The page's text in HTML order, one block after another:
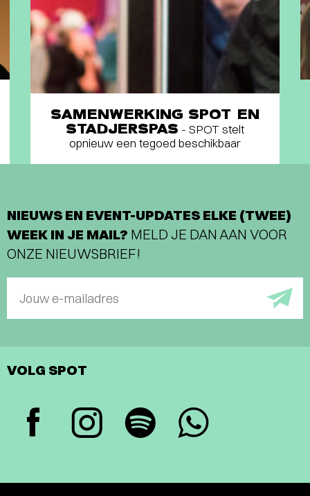
SAMENWERKING SPOT EN
STADJERSPAS - SPOT stelt
opnieuw een tegoed beschikbaar
NIEUWS EN EVENT-UPDATES ELKE (TWEE)
WEEK IN JE MAIL? MELD JE DAN AAN VOOR
ONZE NIEUWSBRIEF!
Jouw e-mailadres
VOLG SPOT